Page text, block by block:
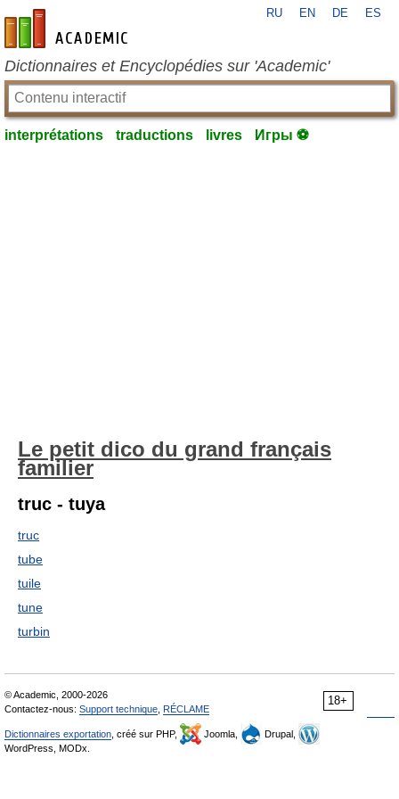
fr-academic.com
RU EN DE ES
Dictionnaires et Encyclopédies sur 'Academic'
interprétations traductions livres Игры ⚽
Le petit dico du grand français
familier
truc - tuya
truc
tube
tuile
tune
turbin
18+
© Academic, 2000-2026
Contactez-nous: Support technique RÉCLAME
Dictionnaires exportation , créé sur PHP, Joomla,
Drupal,
WordPress, MODx.